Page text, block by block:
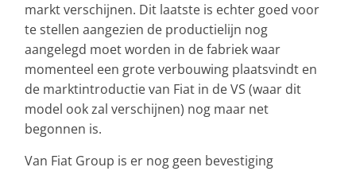
markt verschijnen. Dit laatste is echter goed voor
te stellen aangezien de productielijn nog
aangelegd moet worden in de fabriek waar
momenteel een grote verbouwing plaatsvindt en
de marktintroductie van Fiat in de VS (waar dit
model ook zal verschijnen) nog maar net
begonnen is.
Van Fiat Group is er nog geen bevestiging